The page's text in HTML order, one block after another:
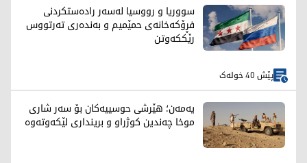
سووریا و رووسیا لەسەر رادەستکردنی
فڕۆکەخانەی حمێمیم و بەندەری تەرتووس
رێککەوتن
پێش 40 خولەک
یەمەن؛ هێرشی حوسییەکان بۆ سەر شاری
موخا چەندین کوژراو و برینداری لێکەوتەوە